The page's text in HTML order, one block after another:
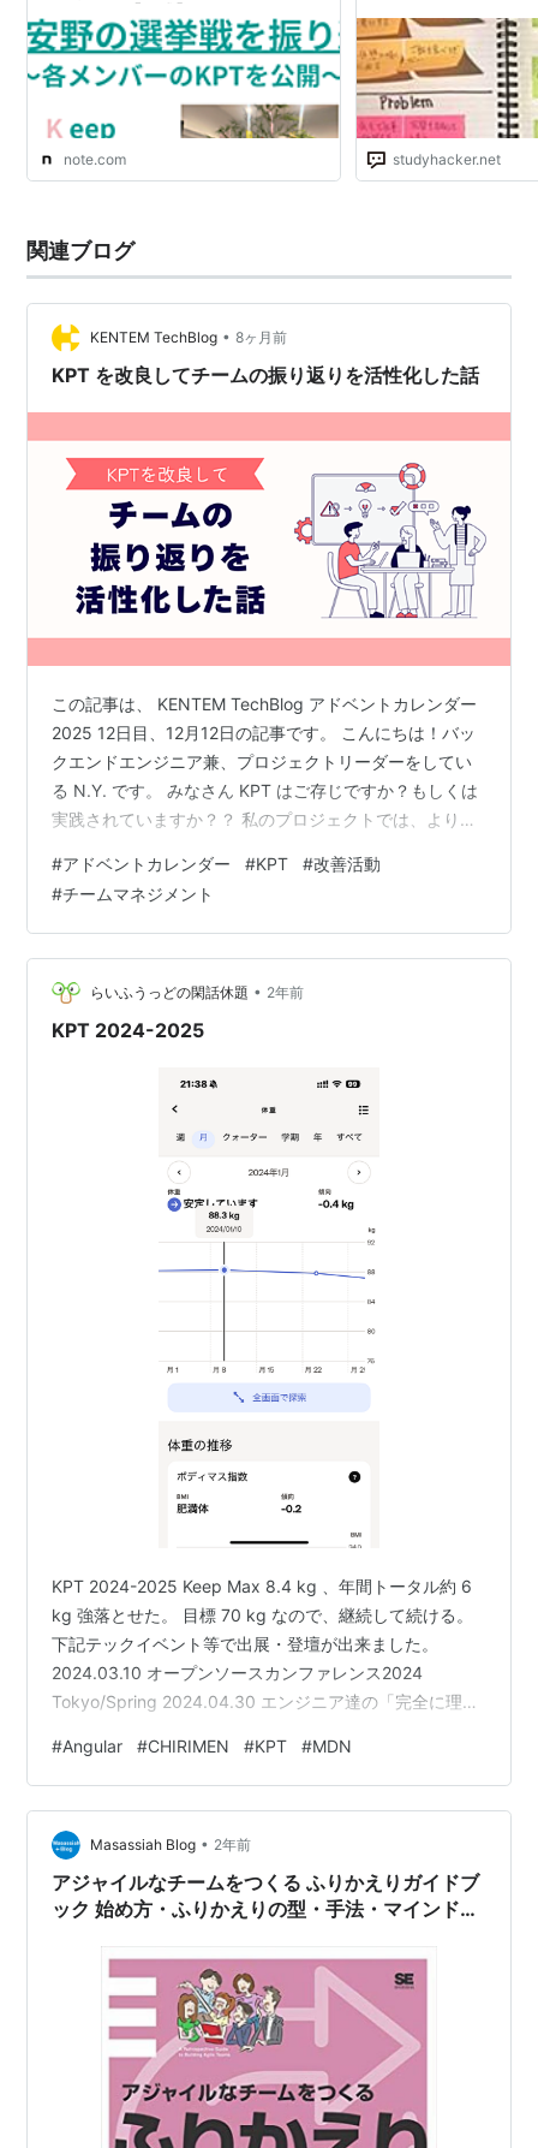
note.com
会人の勉強法＆英語
studyhacker.net
関連ブログ
KENTEM TechBlog • 8ヶ月前
KPT を改良してチームの振り返りを活性化した話
この記事は、 KENTEM TechBlog アドベントカレンダー
2025 12日目、12月12日の記事です。 こんにちは！バッ
クエンドエンジニア兼、プロジェクトリーダーをしてい
る N.Y. です。 みなさん KPT はご存じですか？もしくは
実践されていますか？？ 私のプロジェクトでは、より良
ットで KPT を行っています。 本日はそのフォーマットに
至るまでの経緯と、運用してみた所感などをお伝えでき
ればと思います。 KPT (ケーピーティー or けぷと) とは
プロジェクトの特徴 課題感は突然に 見つけた神フォーマ
ット 自プロジェクトの特徴に…
#アドベントカレンダー #KPT #改善活動
#チームマネジメント
らいふうっどの閑話休題 • 2年前
KPT 2024-2025
KPT 2024-2025 Keep Max 8.4 kg 、年間トータル約 6
kg 強落とせた。 目標 70 kg なので、継続して続ける。
下記テックイベント等で出展・登壇が出来ました。
2024.03.10 オープンソースカンファレンス2024
Tokyo/Spring 2024.04.30 エンジニア達の「完全に理解
2024.05.28 エンジニア達の「完全に理解した」Talk
#53 2024.10.26 オープンソースカンファレンス2024
Tokyo/Fall 2024.11.02-17 技術書典17 20…
#Angular #CHIRIMEN #KPT #MDN
Masassiah Blog • 2年前
アジャイルなチームをつくる ふりかえりガイドブ
ック 始め方・ふりかえりの型・手法・マインドセ